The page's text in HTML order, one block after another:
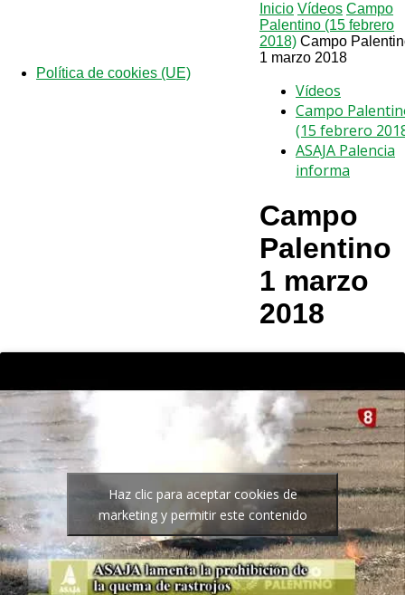
Política de cookies (UE)
Inicio Vídeos Campo
Palentino (15 febrero
2018) Campo
1 marzo 2018
Vídeos
Campo
(15 febrero
ASAJA Palencia
informa
Campo
Palentino
1 marzo
2018
Haz clic para aceptar cookies de
marketing y permitir este contenido